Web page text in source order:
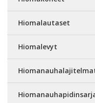
Hiomalautaset
Hiomalevyt